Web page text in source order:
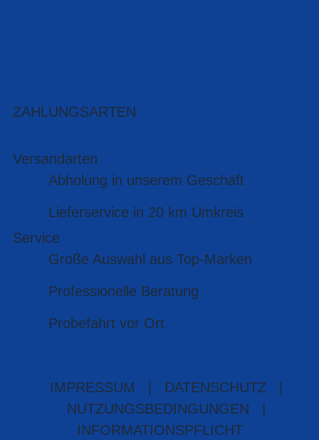
ZAHLUNGSARTEN
Versandarten
Abholung in unserem Geschäft
Lieferservice in 20 km Umkreis
Service
Große Auswahl aus Top-Marken
Professionelle Beratung
Probefahrt vor Ort
IMPRESSUM DATENSCHUTZ
NUTZUNGSBEDINGUNGEN
INFORMATIONSPFLICHT